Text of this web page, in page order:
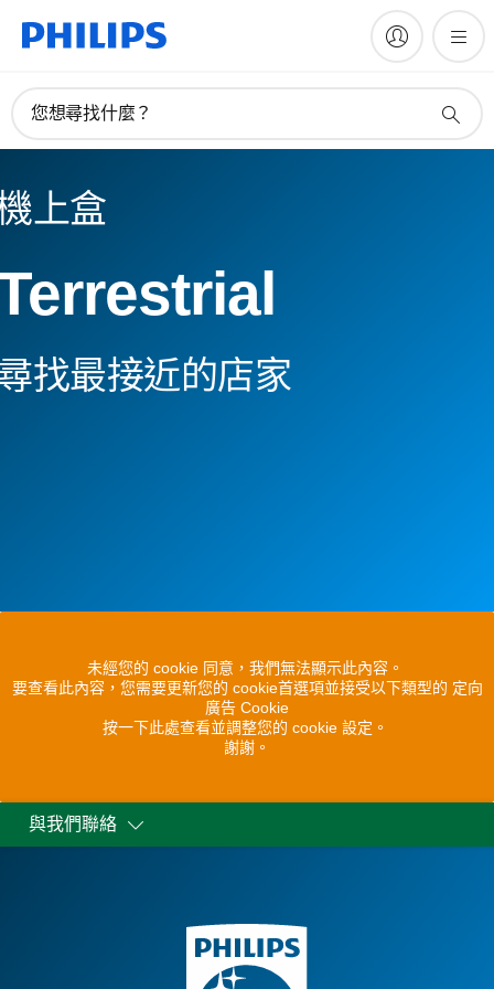
您想尋找什麼？
上盒
找最接近的店家
未經您的 cookie 同意，我們無法顯示此內容。
要查看此內容，您需要更新您的 cookie首選項並接受以下類型的 定向
廣告 Cookie
按一下此處查看並調整您的 cookie 設定。
謝謝。
與我們聯絡